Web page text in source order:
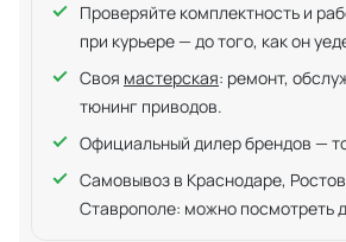
Проверяйте комплектность и
при курьере — до того, как он
Своя мастерская: ремонт,
тюнинг приводов.
Официальный дилер брендов —
Самовывоз в Краснодаре,
Ставрополе: можно посмотреть